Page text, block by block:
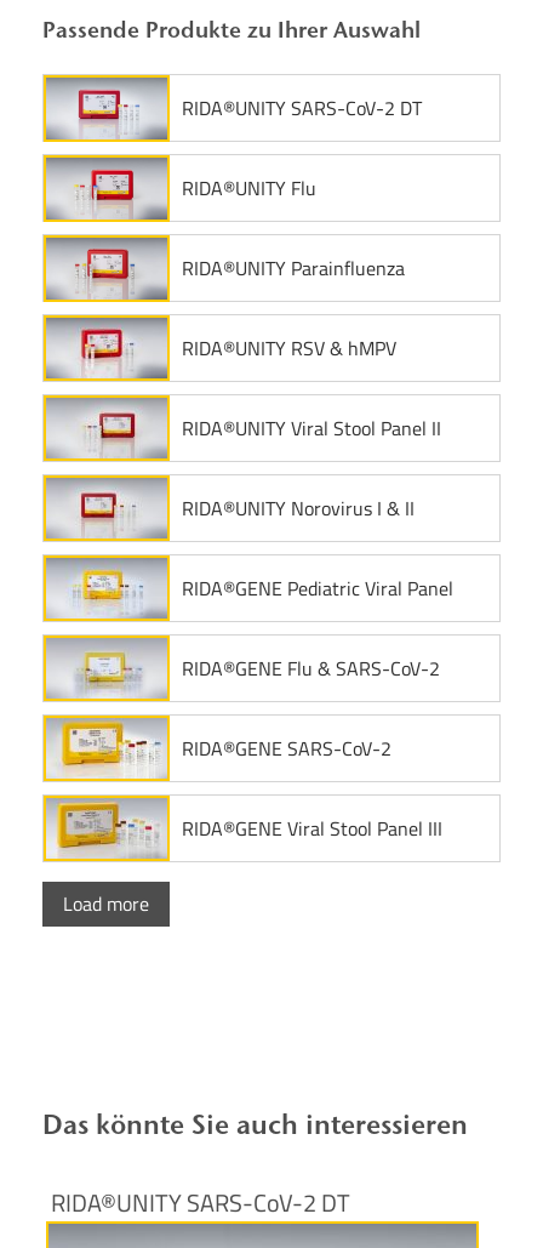
Passende Produkte zu Ihrer Auswahl
RIDA®UNITY SARS-CoV-2 DT
RIDA®UNITY Flu
RIDA®UNITY Parainfluenza
RIDA®UNITY RSV & hMPV
RIDA®UNITY Viral Stool Panel II
RIDA®UNITY Norovirus I & II
RIDA®GENE Pediatric Viral Panel
RIDA®GENE Flu & SARS-CoV-2
RIDA®GENE SARS-CoV-2
RIDA®GENE Viral Stool Panel III
Load more
Das könnte Sie auch interessieren
RIDA®UNITY SARS-CoV-2 DT